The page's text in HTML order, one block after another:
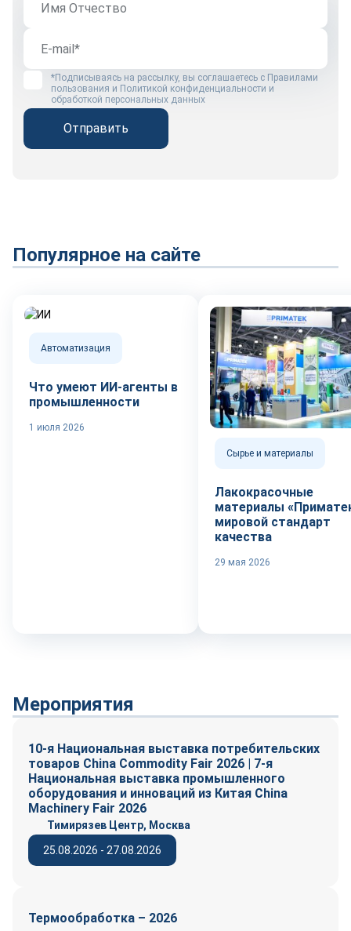
*Подписываясь на рассылку, вы соглашаетесь с Правилами
пользования и Политикой конфиденциальности и
обработкой персональных данных
Отправить
Популярное на сайте
Автоматизация
Что умеют ИИ-агенты в
промышленности
1 июля 2026
Сырье и материалы
Лакокрасочные
материалы
мировой стандарт
качества
29 мая 2026
Мероприятия
10-я Национальная выставка потребительских
товаров China Commodity Fair 2026 | 7-я
Национальная выставка промышленного
оборудования и инноваций из Китая China
Machinery Fair 2026
25.08.2026 - 27.08.2026
Тимирязев Центр, Москва
Термообработка – 2026